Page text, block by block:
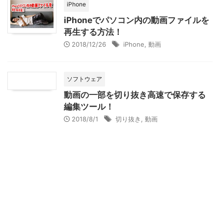
iPhone
iPhoneでパソコン内の動画ファイルを
再生する方法！
2018/12/26 iPhone 動画
ソフトウェア
動画の一部を切り抜き高速で保存する
編集ツール！
2018/8/1 切り抜き 動画